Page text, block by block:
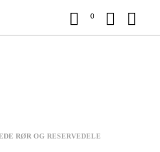
0
RØR OG RESERVEDELE